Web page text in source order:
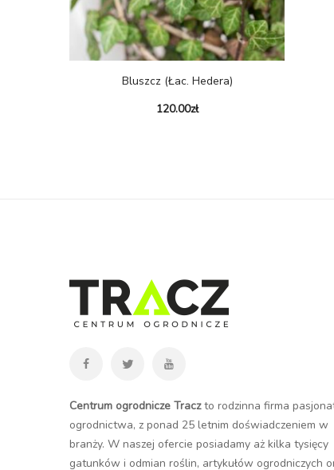
Bluszcz (łac. Hedera)
120.00zł
Centrum ogrodnicze Traczto rodzinna firma
ogrodnictwa, z ponad 25 letnim doświadczeniem w
branży. W naszej ofercie posiadamy aż kilka tysięcy
gatunków i odmian roślin, artykułów ogrodniczych